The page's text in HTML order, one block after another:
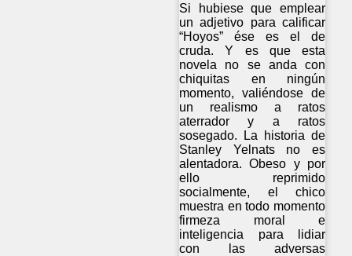
Si hubiese que emplear
un adjetivo para calificar
“Hoyos” ése es el de
cruda. Y es que esta
novela no se anda con
chiquitas en ningún
momento, valiéndose de
un realismo a ratos
aterrador y a ratos
sosegado. La historia de
Stanley Yelnats no es
alentadora. Obeso y por
ello reprimido
socialmente, el chico
muestra en todo momento
firmeza moral e
inteligencia para lidiar
con las adversas